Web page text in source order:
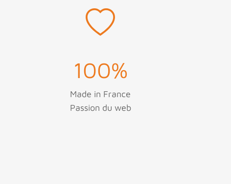
100%
Made in France
Passion du web